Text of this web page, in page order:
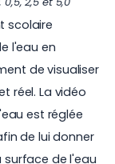
scolaire
l'eau en
de visualiser
réel. La vidéo
est réglée
de lui donner
surface de l'eau